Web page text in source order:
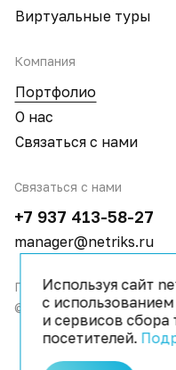
Виртуальные туры
Компания
Портфолио
О нас
Связаться с нами
Связаться с нами
+7 937 413-58-27
manager@netriks.ru
Политика
© 2009–2026 IT
Используя сайт
с
и сервисов сбора
посетителей.